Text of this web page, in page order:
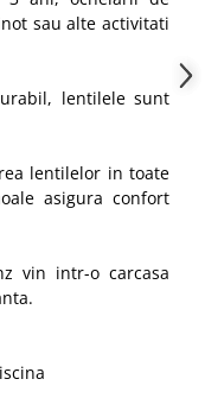
sau alte activitati
lentilele sunt
lentilelor in toate
asigura confort
vin intr-o carcasa